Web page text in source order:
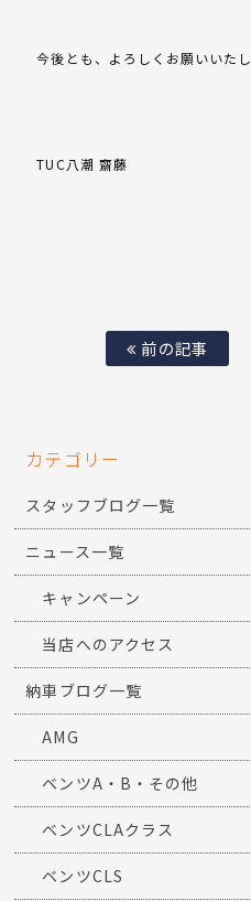
今後とも、よろしくお願いいたし
TUC八潮 齋藤
前の記事
カテゴリー
スタッフブログ一覧
ニュース一覧
キャンペーン
当店へのアクセス
納車ブログ一覧
AMG
ベンツA・B・その他
ベンツCLAクラス
ベンツCLS